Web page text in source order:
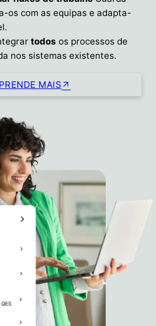
os com as equipas e adapta-
todos os processos de
nos sistemas existentes.
MAIS